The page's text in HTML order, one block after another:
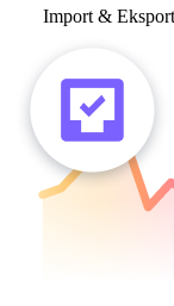
Import & Eksport